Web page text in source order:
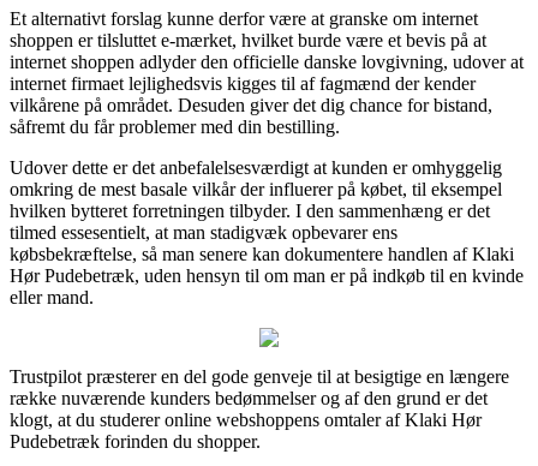
Et alternativt forslag kunne derfor være at granske om internet
shoppen er tilsluttet e-mærket, hvilket burde være et bevis på at
internet shoppen adlyder den officielle danske lovgivning, udover at
internet firmaet lejlighedsvis kigges til af fagmænd der kender
vilkårene på området. Desuden giver det dig chance for bistand,
såfremt du får problemer med din bestilling.
Udover dette er det anbefalelsesværdigt at kunden er omhyggelig
omkring de mest basale vilkår der influerer på købet, til eksempel
hvilken bytteret forretningen tilbyder. I den sammenhæng er det
tilmed essesentielt, at man stadigvæk opbevarer ens
købsbekræftelse, så man senere kan dokumentere handlen af Klaki
Hør Pudebetræk, uden hensyn til om man er på indkøb til en kvinde
eller mand.
Trustpilot præsterer en del gode genveje til at besigtige en længere
række nuværende kunders bedømmelser og af den grund er det
klogt, at du studerer online webshoppens omtaler af Klaki Hør
Pudebetræk forinden du shopper.